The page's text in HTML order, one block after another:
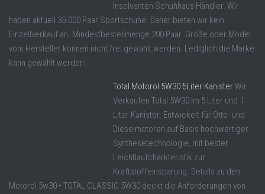
Insolventen Schuhhaus Händler. Wir
haben aktuell 35.000 Paar Sportschuhe. Daher bieten wir kein
Einzellverkauf an. Mindestbestellmenge 200 Paar. Größe oder Model
vom Hersteller können nicht frei gewählt werden. Lediglich die Marke
kann gewählt werden ...
Total Motoröl 5W30 5Liter KanisterWir
Verkaufen Total 5W30 im 5 Liter und 1
Liter Kanister. Entwickelt für Otto- und
Dieselmotoren auf Basis hochwertiger
Synthesetechnologie, mit bester
Leichtlaufcharkteristik zur
Kraftstoffeinsparung. Details zu den
Motoröl 5w30 • TOTAL CLASSIC 5W30 deckt die Anforderungen von